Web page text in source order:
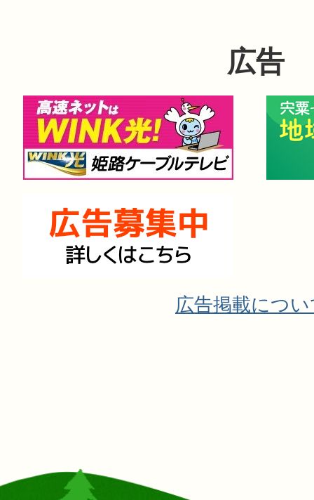
広告
広告掲載につ